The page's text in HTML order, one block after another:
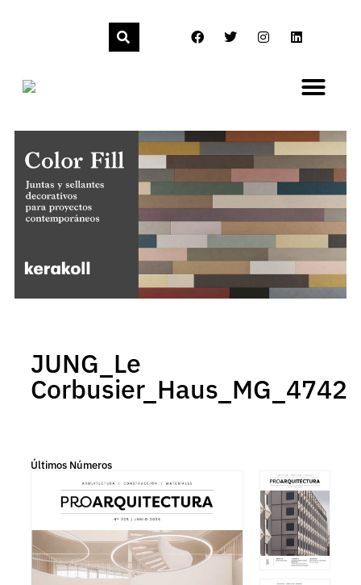
JUNG_Le
Corbusier_Haus_MG_4742
Últimos Números